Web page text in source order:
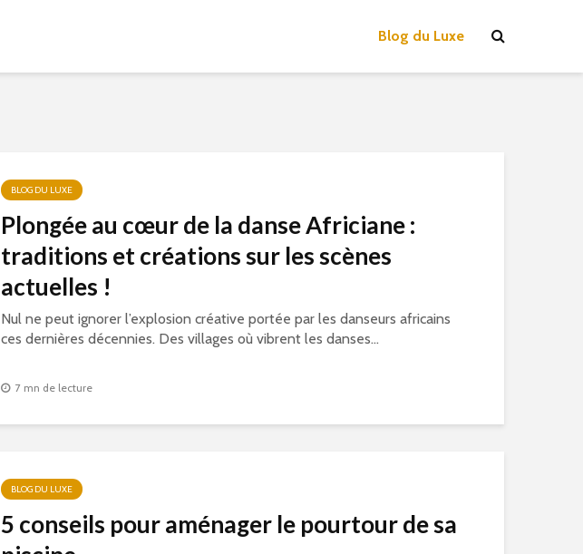
Blog du Luxe
BLOG DU LUXE
Plongée au cœur de la danse Africiane :
traditions et créations sur les scènes
actuelles !
Nul ne peut ignorer l’explosion créative portée par les danseurs africains
ces dernières décennies. Des villages où vibrent les danses...
7 mn de lecture
BLOG DU LUXE
5 conseils pour aménager le pourtour de sa